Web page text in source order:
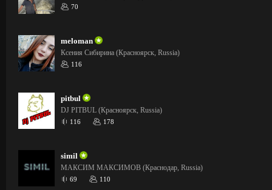
70
meloman
Ксения Сибирина (Красноярск, Russia)
116
pitbul
DJ PITBUL (Красноярск, Russia)
116 178
simil
МАКСИМ МАКСИМОВ (Краснодар, Russia)
69 110